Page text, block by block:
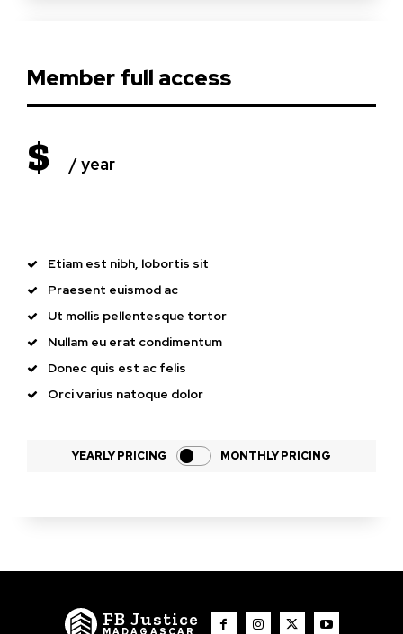
Member full access
$ / year
Etiam est nibh, lobortis sit
Praesent euismod ac
Ut mollis pellentesque tortor
Nullam eu erat condimentum
Donec quis est ac felis
Orci varius natoque dolor
YEARLY PRICING MONTHLY PRICING
FB Justice